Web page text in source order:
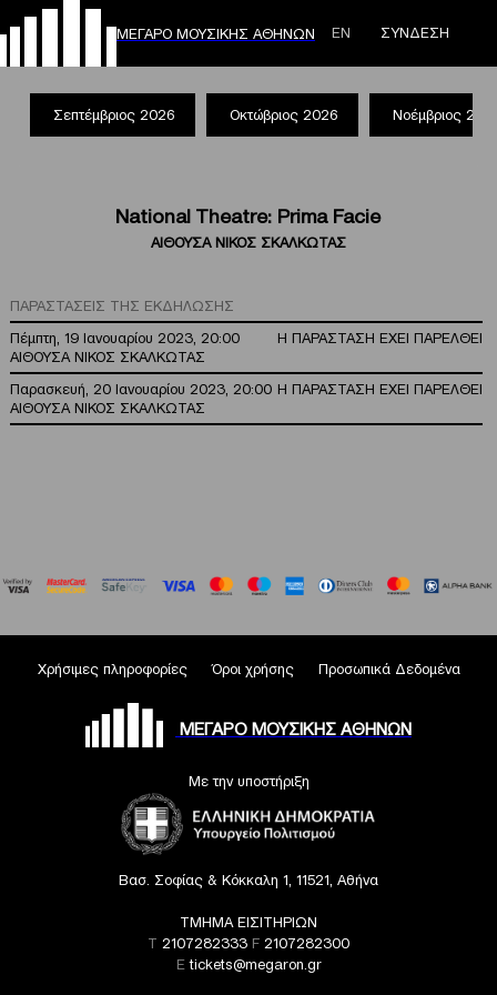
ΜΕΓΑΡΟ ΜΟΥΣΙΚΗΣ ΑΘΗΝΩΝ ΕΝ ΣΥΝΔΕΣΗ
Σεπτέμβριος 2026 Οκτώβριος 2026 Νοέμβριος
National Theatre: Prima Facie
ΑΙΘΟΥΣΑ ΝΙΚΟΣ ΣΚΑΛΚΩΤΑΣ
ΠΑΡΑΣΤΑΣΕΙΣ ΤΗΣ ΕΚΔΗΛΩΣΗΣ
Πέμπτη, 19 Ιανουαρίου 2023, 20:00
Η ΠΑΡΑΣΤΑΣΗ ΕΧΕΙ ΠΑΡΕΛΘΕΙ
ΑΙΘΟΥΣΑ ΝΙΚΟΣ ΣΚΑΛΚΩΤΑΣ
Παρασκευή, 20 Ιανουαρίου 2023, 20:00 Η ΠΑΡΑΣΤΑΣΗ ΕΧΕΙ ΠΑΡΕΛΘΕΙ
ΑΙΘΟΥΣΑ ΝΙΚΟΣ ΣΚΑΛΚΩΤΑΣ
Χρήσιμες πληροφορίες Όροι χρήσης Προσωπικά Δεδομένα
ΜΕΓΑΡΟ ΜΟΥΣΙΚΗΣ ΑΘΗΝΩΝ
Με την υποστήριξη
Βασ. Σοφίας & Κόκκαλη 1, 11521, Αθήνα
ΤΜΗΜΑ ΕΙΣΙΤΗΡΙΩΝ
T 2107282333 F 2107282300
Etickets@megaron.gr